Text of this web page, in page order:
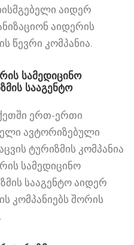
აიდერ
აიდერის
წევრი კომპანია.
სამედიცინო
სააგენტო
ერთ-ერთი
ავტორიზებული
ტურიზმის კომპანია
სამედიცინო
სააგენტო აიდერ
კომპანიებს შორის